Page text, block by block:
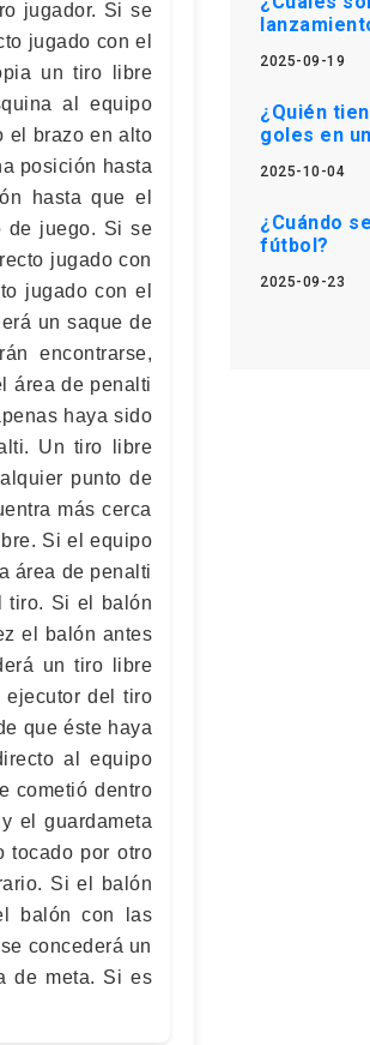
jugador. Si se
jugado con el
un tiro libre
al equipo
el brazo en alto
posición hasta
hasta que el
de juego. Si se
jugado con
jugado con el
un saque de
encontrarse,
área de penalti
haya sido
Un tiro libre
punto de
más cerca
Si el equipo
área de penalti
tiro. Si el balón
el balón antes
un tiro libre
del tiro
que éste haya
al equipo
cometió dentro
el guardameta
tocado por otro
Si el balón
balón con las
concederá un
de meta. Si es
2025-09-19
¿Quién
goles en
2025-10-04
¿Cuándo
fútbol?
2025-09-23